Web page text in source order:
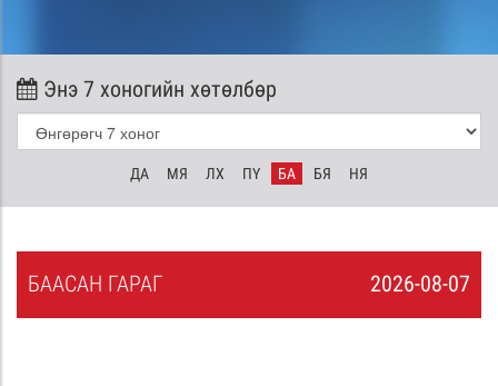
Энэ 7 хоногийн хөтөлбөр
ДА МЯ ЛХ ПҮ БА БЯ НЯ
2026-08-07
БААСАН ГАРАГ